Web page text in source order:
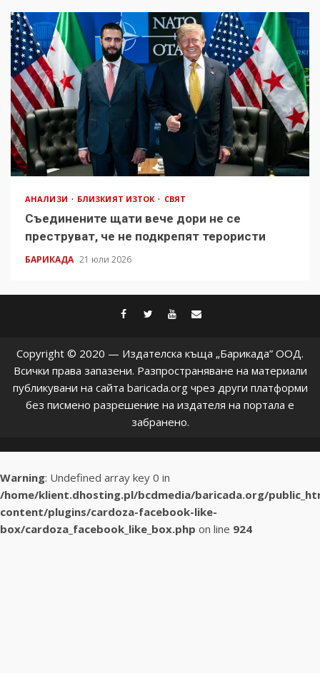
АНАЛИЗИ БЛИЗКИЯТ ИЗТОК СВЯТ
Съединените щати вече дори не се
преструват, че не подкрепят терористи
БАРИКАДА 21 юли 2026
facebook
twitter
youtube
Copyright © 2020 — Издателска къща „Барикада” ООД.
Всички права запазени. Разпространяване на материали
публикувани на сайта baricada.org чрез други платформи
без писмено разрешение на издателя на портала е
забранено.
Warning: Undefined array key 0 in
/home/klient.dhosting.pl/bcdmedia/baricada.org/
content/plugins/cardoza-facebook-like-
box/cardoza_facebook_like_box.php on line 924